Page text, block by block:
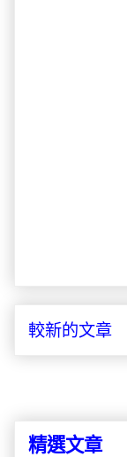
較新的文章
精選文章